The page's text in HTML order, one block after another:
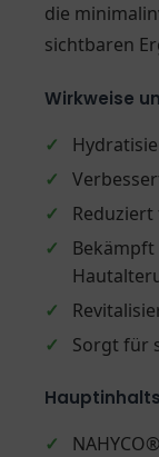
die
sichtbaren
Wirkweise
✓
✓
✓
Reduziert
✓
Bekämpft
✓
✓
Sorgt für
✓